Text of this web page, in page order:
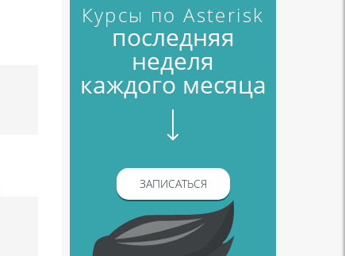
Курсы по Asterisk
последняя
неделя
каждого месяца
ЗАПИСАТЬСЯ